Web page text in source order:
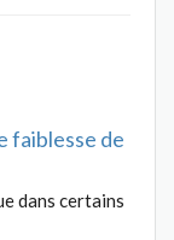
faiblesse de
dans certains